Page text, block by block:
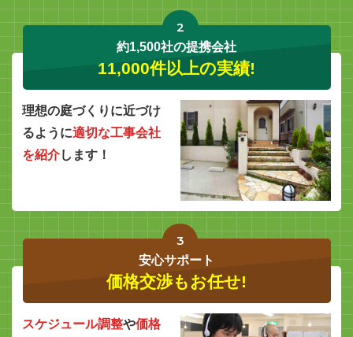
2
約1,500社の提携会社
11,000件以上の実績!
理想の庭づくりに近づけ
るように適切な工事会社
を紹介します！
3
安心サポート
価格交渉もお任せ!
スケジュール調整や価格